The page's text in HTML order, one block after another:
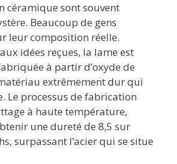
céramique sont souvent
Beaucoup de gens
leur composition réelle.
idées reçues, la lame est
à partir d’oxyde de
extrêmement dur qui
Le processus de fabrication
à haute température,
une dureté de 8,5 sur
surpassant l’acier qui se situe